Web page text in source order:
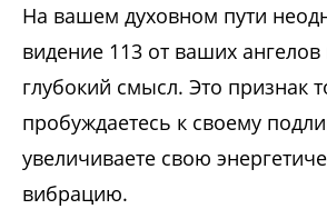
На вашем духовном пути
видение 113 от ваших ангелов
глубокий смысл. Это признак
пробуждаетесь к своему
увеличиваете свою
вибрацию.